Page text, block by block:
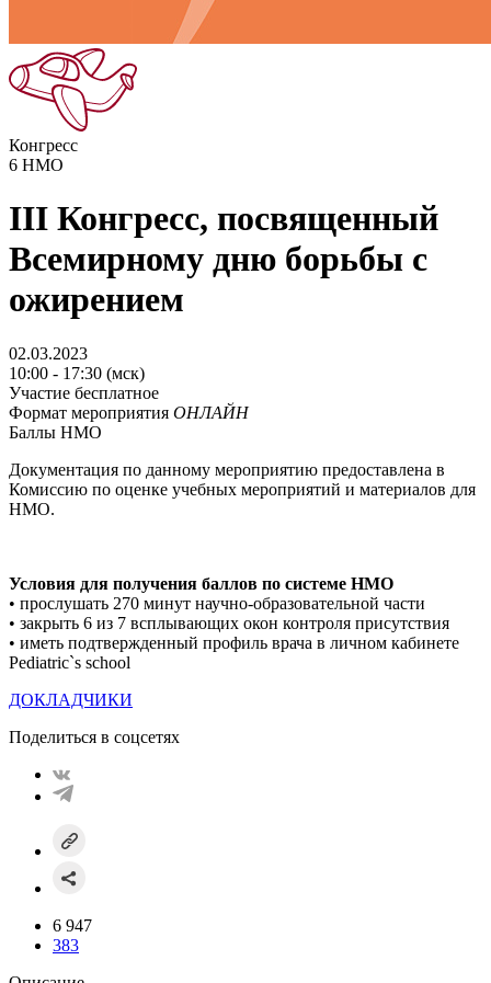
Конгресс
6 НМО
III Конгресс, посвященный
Всемирному дню борьбы с
ожирением
02.03.2023
10:00 - 17:30 (мск)
Участие бесплатное
Формат мероприятия ОНЛАЙН
Баллы НМО
Документация по данному мероприятию предоставлена в
Комиссию по оценке учебных мероприятий и материалов для
НМО.
Условия для получения баллов по системе НМO
• прослушать 270 минут научно-образовательной части
• закрыть 6 из 7 всплывающих окон контроля присутствия
• иметь подтвержденный профиль врача в личном кабинете
Pediatric`s school
ДОКЛАДЧИКИ
Поделиться в соцсетях
6 947
383